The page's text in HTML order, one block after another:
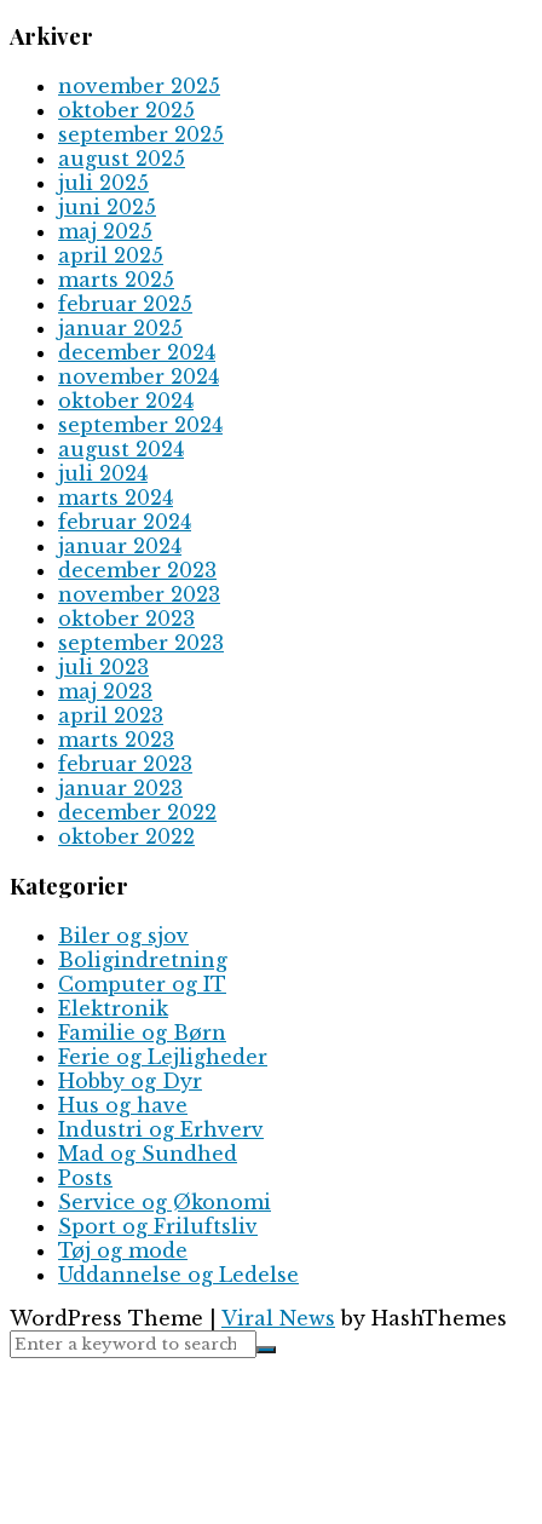
Arkiver
november 2025
oktober 2025
september 2025
august 2025
juli 2025
juni 2025
maj 2025
april 2025
marts 2025
februar 2025
januar 2025
december 2024
november 2024
oktober 2024
september 2024
august 2024
juli 2024
marts 2024
februar 2024
januar 2024
december 2023
november 2023
oktober 2023
september 2023
juli 2023
maj 2023
april 2023
marts 2023
februar 2023
januar 2023
december 2022
oktober 2022
Kategorier
Biler og sjov
Boligindretning
Computer og IT
Elektronik
Familie og Børn
Ferie og Lejligheder
Hobby og Dyr
Hus og have
Industri og Erhverv
Mad og Sundhed
Posts
Service og Økonomi
Sport og Friluftsliv
Tøj og mode
Uddannelse og Ledelse
WordPress Theme
Viral News by HashThemes